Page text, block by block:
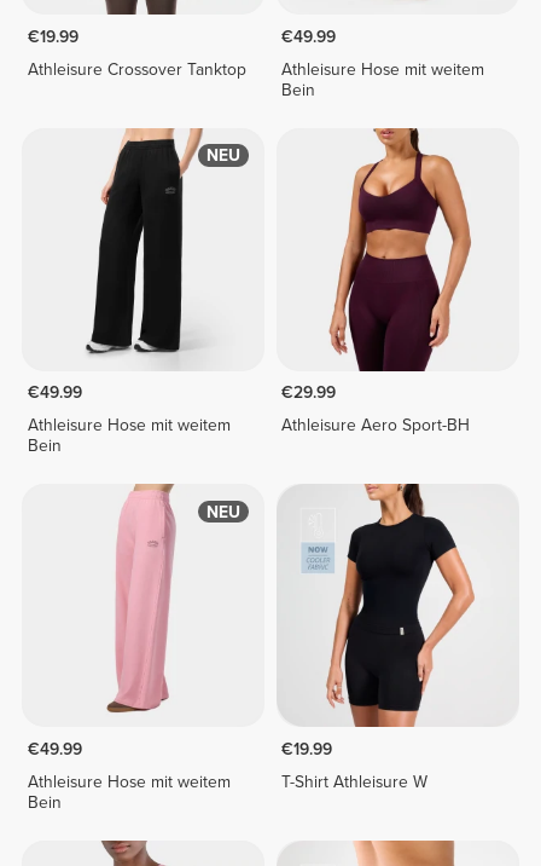
€19.99
Athleisure Crossover Tanktop
€49.99
Athleisure Hose mit weitem
Bein
NEU
€49.99
Athleisure Hose mit weitem
Bein
€29.99
Athleisure Aero Sport-BH
NEU
€49.99
Athleisure Hose mit weitem
Bein
€19.99
T-Shirt Athleisure W